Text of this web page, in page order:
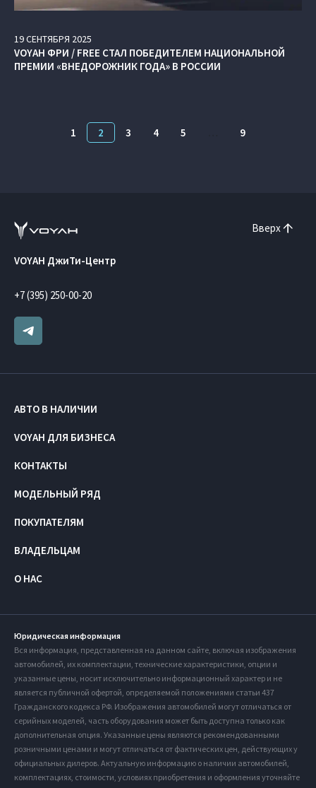
19СЕНТЯБРЯ 2025
VOYAH ФРИ / FREE СТАЛ ПОБЕДИТЕЛЕМ НАЦИОНАЛЬНОЙ
ПРЕМИИ «ВНЕДОРОЖНИК ГОДА» В РОССИИ
1 2 3 4 5 9
Вверх
VOYAH ДжиТи-Центр
+7 (395) 250-00-20
АВТО В НАЛИЧИИ
VOYAH ДЛЯ БИЗНЕСА
КОНТАКТЫ
МОДЕЛЬНЫЙ РЯД
ПОКУПАТЕЛЯМ
ВЛАДЕЛЬЦАМ
О НАС
Юридическая информация
Вся информация, представленная на данном сайте, включая изображения
автомобилей, их комплектации, технические характеристики, опции и
указанные цены, носит исключительно информационный характер и не
является публичной офертой, определяемой положениями статьи 437
Гражданского кодекса РФ. Изображения автомобилей могут отличаться от
серийных моделей, часть оборудования может быть доступна только как
дополнительная опция. Указанные цены являются рекомендованными
розничными ценами и могут отличаться от фактических цен, действующих у
официальных дилеров. Актуальную информацию о наличии автомобилей,
комплектациях, стоимости, условиях приобретения и оформления уточняйте